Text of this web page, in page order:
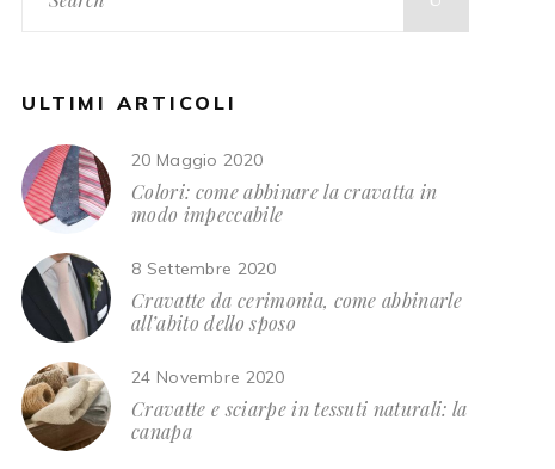
for:
ULTIMI ARTICOLI
20 Maggio 2020
Colori: come abbinare la cravatta in
modo impeccabile
8 Settembre 2020
Cravatte da cerimonia, come abbinarle
all’abito dello sposo
24 Novembre 2020
Cravatte e sciarpe in tessuti naturali: la
canapa